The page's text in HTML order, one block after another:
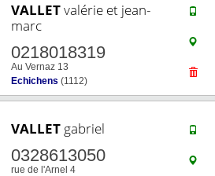
VALLETvalérie et jean-
marc
0218018319
Au Vernaz 13
Echichens (1112)
VALLET gabriel
0328613050
rue de l'Arnel 4